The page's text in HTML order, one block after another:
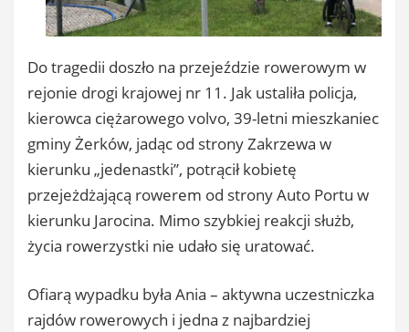
Do tragedii doszło na przejeździe rowerowym w
rejonie drogi krajowej nr 11. Jak ustaliła policja,
kierowca ciężarowego volvo, 39-letni mieszkaniec
gminy Żerków, jadąc od strony Zakrzewa w
kierunku „jedenastki”, potrącił kobietę
przejeżdżającą rowerem od strony Auto Portu w
kierunku Jarocina. Mimo szybkiej reakcji służb,
życia rowerzystki nie udało się uratować.
Ofiarą wypadku była Ania – aktywna uczestniczka
rajdów rowerowych i jedna z najbardziej